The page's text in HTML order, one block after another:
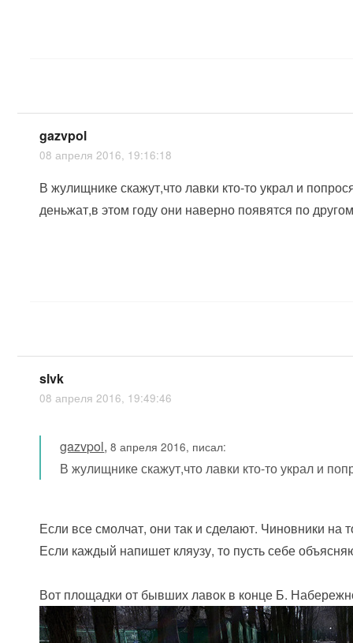
gazvpol
08 апреля 2016, 19:16:18
В жулищнике скажут,что лавки кто-то украл и
деньжат,в этом году они наверно появятся по
slvk
08 апреля 2016, 19:49:46
gazvpol,8 апреля 2016, писал:
В жулищнике скажут,что лавки кто-то украл и
Если все смолчат, они так и сделают. Чиновники на
Если каждый напишет кляузу, то пусть себе
Вот площадки от бывших лавок в конце Б.